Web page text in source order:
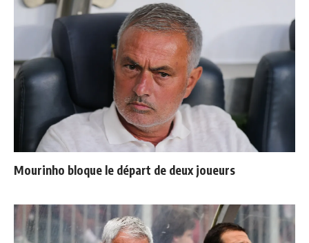
Mourinho bloque le départ de deux joueurs